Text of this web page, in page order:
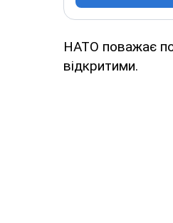
НАТО поважає
відкритими.